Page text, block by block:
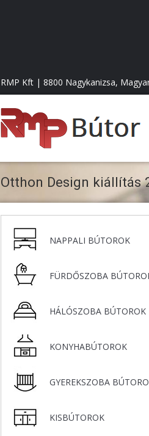
RMP Kft | 8800 Nagykanizsa,
B
ú
t
o
Otthon Design kiállítás
NAPPALI BÚTOROK
FÜRDŐSZOBA
HÁLÓSZOBA BÚTOROK
KONYHABÚTOROK
GYEREKSZOBA
KISBÚTOROK